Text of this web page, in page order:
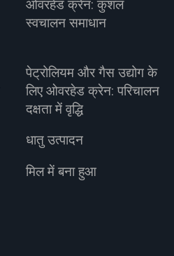
ओवरहेड क्रेन: कुशल
स्वचालन समाधान
पेट्रोलियम और गैस उद्योग के
लिए ओवरहेड क्रेन: परिचालन
दक्षता में वृद्धि
धातु उत्पादन
मिल में बना हुआ